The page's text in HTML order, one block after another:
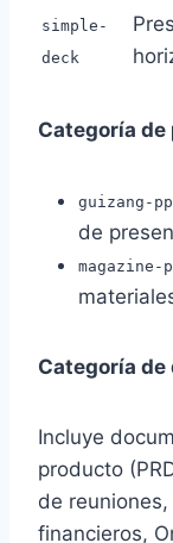
simple-
deck
Categoría
guizang-
de
magazine-
Categoría
Incluye
producto
de
financieros,